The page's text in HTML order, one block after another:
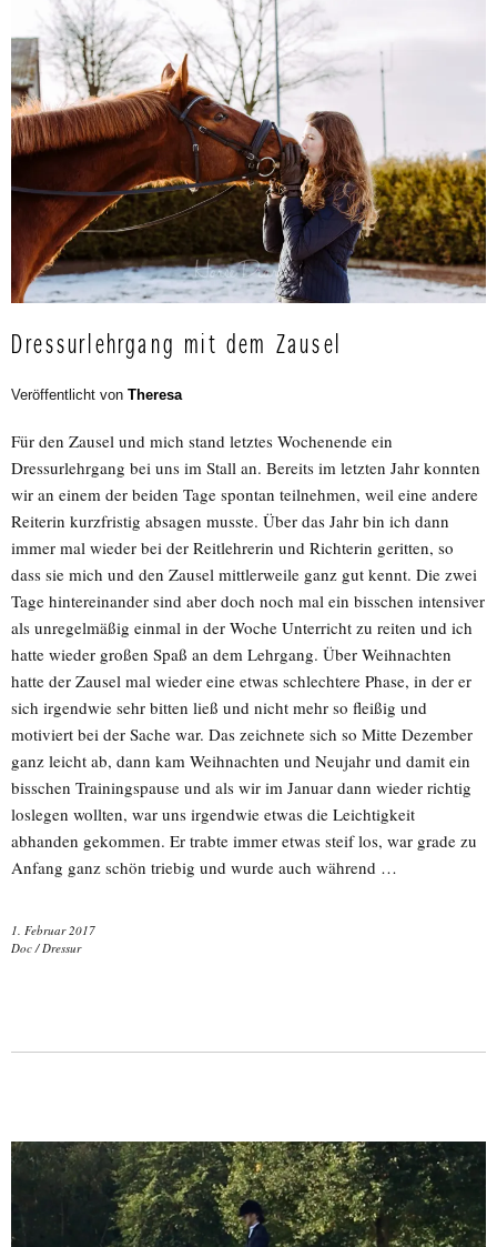
Dressurlehrgang mit dem Zausel
Veröffentlicht von Theresa
Für den Zausel und mich stand letztes Wochenende ein
Dressurlehrgang bei uns im Stall an. Bereits im letzten Jahr konnten
wir an einem der beiden Tage spontan teilnehmen, weil eine andere
Reiterin kurzfristig absagen musste. Über das Jahr bin ich dann
immer mal wieder bei der Reitlehrerin und Richterin geritten, so
dass sie mich und den Zausel mittlerweile ganz gut kennt. Die zwei
Tage hintereinander sind aber doch noch mal ein bisschen intensiver
als unregelmäßig einmal in der Woche Unterricht zu reiten und ich
hatte wieder großen Spaß an dem Lehrgang. Über Weihnachten
hatte der Zausel mal wieder eine etwas schlechtere Phase, in der er
sich irgendwie sehr bitten ließ und nicht mehr so fleißig und
motiviert bei der Sache war. Das zeichnete sich so Mitte Dezember
ganz leicht ab, dann kam Weihnachten und Neujahr und damit ein
bisschen Trainingspause und als wir im Januar dann wieder richtig
loslegen wollten, war uns irgendwie etwas die Leichtigkeit
abhanden gekommen. Er trabte immer etwas steif los, war grade zu
Anfang ganz schön triebig und wurde auch während …
1. Februar 2017
Doc/Dressur